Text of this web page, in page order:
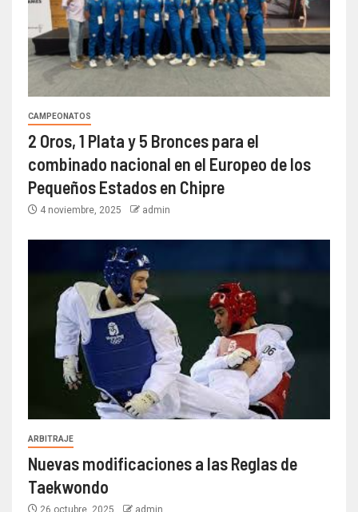
CAMPEONATOS
2 Oros, 1 Plata y 5 Bronces para el
combinado nacional en el Europeo de los
Pequeños Estados en Chipre
4 noviembre, 2025 admin
ARBITRAJE
Nuevas modificaciones a las Reglas de
Taekwondo
26 octubre, 2025 admin